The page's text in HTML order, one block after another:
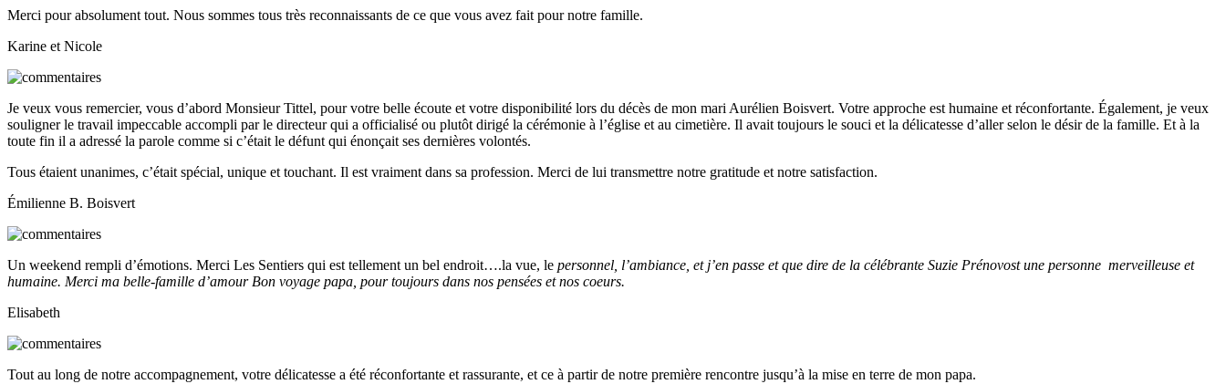
Merci pour absolument tout. Nous sommes tous très reconnaissants de ce que vous avez fait pour notre famille.
Karine et Nicole
Je veux vous remercier, vous d’abord Monsieur Tittel, pour votre belle écoute et votre disponibilité lors du décès de mon mari Aurélien Boisvert. Votre approche est humaine et réconfortante. Également, je veux
souligner le travail impeccable accompli par le directeur qui a officialisé ou plutôt dirigé la cérémonie à l’église et au cimetière. Il avait toujours le souci et la délicatesse d’aller selon le désir de la famille. Et à la
toute fin il a adressé la parole comme si c’était le défunt qui énonçait ses dernières volontés.
Tous étaient unanimes, c’était spécial, unique et touchant. Il est vraiment dans sa profession. Merci de lui transmettre notre gratitude et notre satisfaction.
Émilienne B. Boisvert
Un weekend rempli d’émotions. Merci Les Sentiers qui est tellement un bel endroit….la vue, le personnel, l’ambiance, et j’en passe et que dire de la célébrante Suzie Prénovost une personne merveilleuse et
humaine. Merci ma belle-famille d’amour Bon voyage papa, pour toujours dans nos pensées et nos coeurs.
Elisabeth
Tout au long de notre accompagnement, votre délicatesse a été réconfortante et rassurante, et ce à partir de notre première rencontre jusqu’à la mise en terre de mon papa.